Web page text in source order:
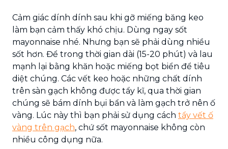
Cảm giác dính dính sau khi gỡ miếng băng keo
làm bạn cảm thấy khó chịu. Dùng ngay sốt
mayonnaise nhé. Nhưng bạn sẽ phải dùng nhiều
sốt hơn. Để trong thời gian dài (15-20 phút) và lau
mạnh lại bằng khăn hoặc miếng bọt biển để tiêu
diệt chúng. Các vết keo hoặc những chất dính
trên sàn gạch không được tẩy kĩ, qua thời gian
chúng sẽ bám dính bụi bẩn và làm gạch trở nên ố
vàng. Lúc này thì bạn phải sử dụng cách tẩy vết ố
vàng trên gạch, chứ sốt mayonnaise không còn
nhiều công dụng nữa.